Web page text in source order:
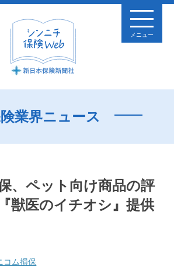
メニュー
業界ニュース
、ペット向け商品の評
獣医のイチオシ』提供
コム損保